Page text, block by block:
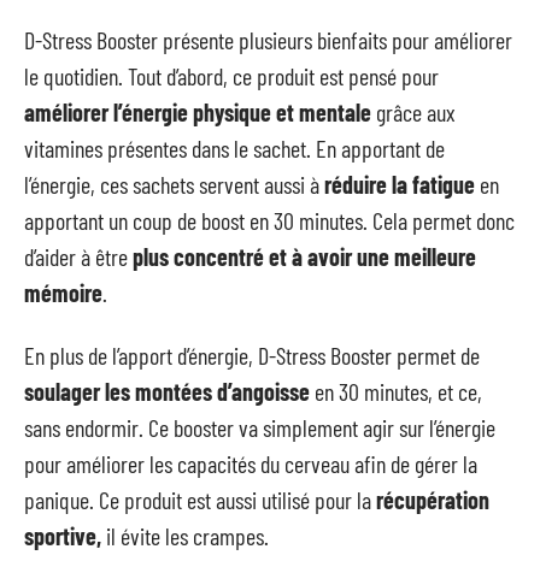
D-Stress Booster présente plusieurs bienfaits pour améliorer
le quotidien. Tout d’abord, ce produit est pensé pour
améliorer l’énergie physique et mentale grâce aux
vitamines présentes dans le sachet. En apportant de
l’énergie, ces sachets servent aussi àréduire la fatigue en
apportant un coup de boost en 30 minutes. Cela permet donc
d’aider à êtreplus concentré et à avoir une meilleure
mémoire
En plus de l’apport d’énergie, D-Stress Booster permet de
soulager les montées d’angoisse en 30 minutes, et ce,
sans endormir. Ce booster va simplement agir sur l’énergie
pour améliorer les capacités du cerveau afin de gérer la
panique. Ce produit est aussi utilisé pour larécupération
sportive, il évite les crampes.